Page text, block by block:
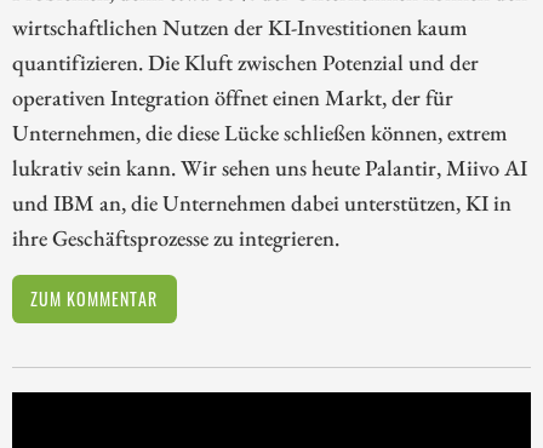
wirtschaftlichen Nutzen der KI-Investitionen kaum
quantifizieren. Die Kluft zwischen Potenzial und der
operativen Integration öffnet einen Markt, der für
Unternehmen, die diese Lücke schließen können, extrem
lukrativ sein kann. Wir sehen uns heute Palantir, Miivo AI
und IBM an, die Unternehmen dabei unterstützen, KI in
ihre Geschäftsprozesse zu integrieren.
ZUM KOMMENTAR